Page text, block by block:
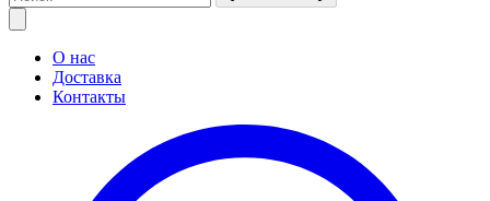
О нас
Доставка
Контакты